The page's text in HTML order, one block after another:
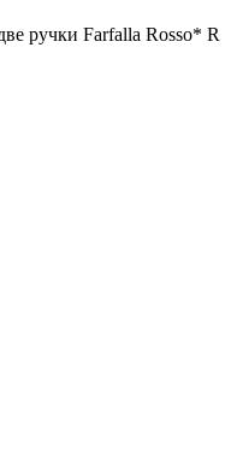
ручки Farfalla Rosso* R